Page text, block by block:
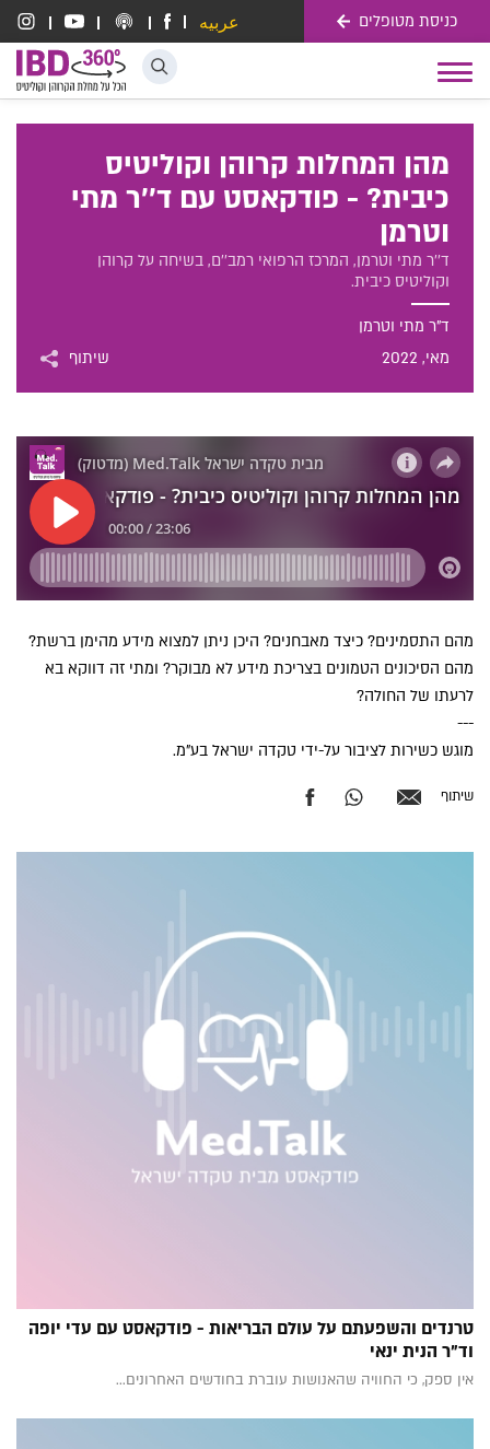
כניסת מטופלים
عربيه
דלג לתוכן
Toggle
navigation
מהן המחלות קרוהן וקוליטיס
כיבית? - פודקאסט עם ד''ר מתי
וטרמן
ד''ר מתי וטרמן, המרכז הרפואי רמב''ם, בשיחה על קרוהן
וקוליטיס כיבית.
ד"ר מתי וטרמן
מאי, 2022 שיתוף
מהם התסמינים? כיצד מאבחנים? היכן ניתן למצוא מידע מהימן ברשת?
מהם הסיכונים הטמונים בצריכת מידע לא מבוקר? ומתי זה דווקא בא
לרעתו של החולה?
---
מוגש כשירות לציבור על-ידי טקדה ישראל בע"מ.
שיתוף
טרנדים והשפעתם על עולם הבריאות - פודקאסט עם עדי יופה
וד"ר הנית ינאי
אין ספק, כי החוויה שהאנושות עוברת בחודשים האחרונים...